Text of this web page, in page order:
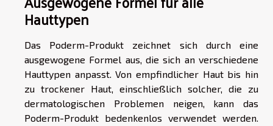
Hauttypen
Das Poderm-Produkt zeichnet sich durch eine
ausgewogene Formel aus, die sich an verschiedene
Hauttypen anpasst. Von empfindlicher Haut bis hin
zu trockener Haut, einschließlich solcher, die zu
dermatologischen Problemen neigen, kann das
Poderm-Produkt bedenkenlos verwendet werden.